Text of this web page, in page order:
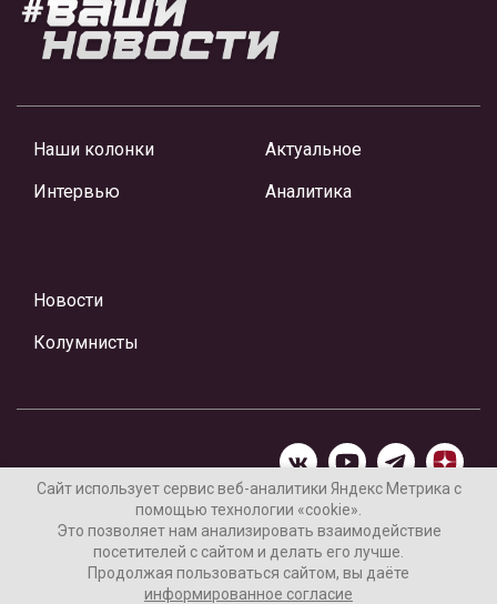
Наши колонки
Интервью
Актуальное
Аналитика
Новости
Колумнисты
Материалы предоставлены редакцией Интернет-газеты
«Ваши новости»
Нашли ошибку? Выделите ее и нажмите Ctrl+Enter
Сайт использует сервис веб-аналитики Яндекс Метрика с
помощью технологии «cookie».
Это позволяет нам анализировать взаимодействие
посетителей с сайтом и делать его лучше.
Продолжая пользоваться сайтом, вы даёте
информированное согласие